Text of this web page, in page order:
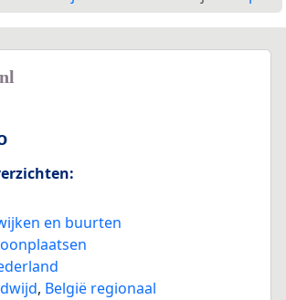
en buurten
, België regionaal